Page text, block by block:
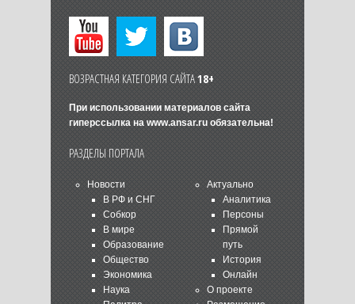
ВОЗРАСТНАЯ КАТЕГОРИЯ САЙТА18+
При использовании материалов сайта
гиперссылка на www.ansar.ruобязательна!
РАЗДЕЛЫ ПОРТАЛА
Новости
В РФ и СНГ
Собкор
В мире
Образование
Общество
Экономика
Наука
Актуально
Аналитика
Персоны
Прямой
путь
История
Онлайн
О проекте